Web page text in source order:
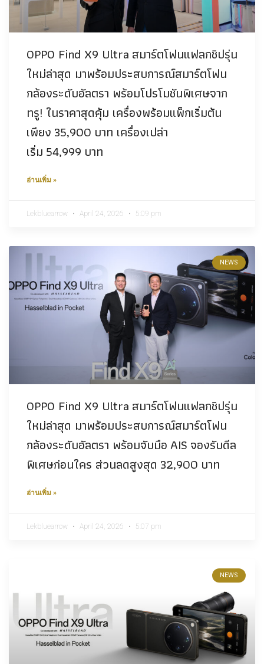
OPPO Find X9 Ultra สมาร์ตโฟนแฟลกชิปรุ่น
ใหม่ล่าสุด มาพร้อมประสบการณ์สมาร์ตโฟน
กล้องระดับอัลตรา พร้อมโปรโมชันพิเศษจาก
ทรู! ในราคาสุดคุ้ม เครื่องพร้อมแพ็กเริ่มต้น
เพียง 35,900 บาท เครื่องเปล่า
เริ่ม 54,999 บาท
อ่านเพิ่ม »
Lekbluearrow April 24, 2026 5:09 pm
NEWS
OPPO Find X9 Ultra สมาร์ตโฟนแฟลกชิปรุ่น
ใหม่ล่าสุด มาพร้อมประสบการณ์สมาร์ตโฟน
กล้องระดับอัลตรา พร้อมจับมือ AIS จองรับดีล
พิเศษก่อนใคร ส่วนลดสูงสุด 32,900 บาท
อ่านเพิ่ม »
Lekbluearrow April 24, 2026 5:07 pm
NEWS